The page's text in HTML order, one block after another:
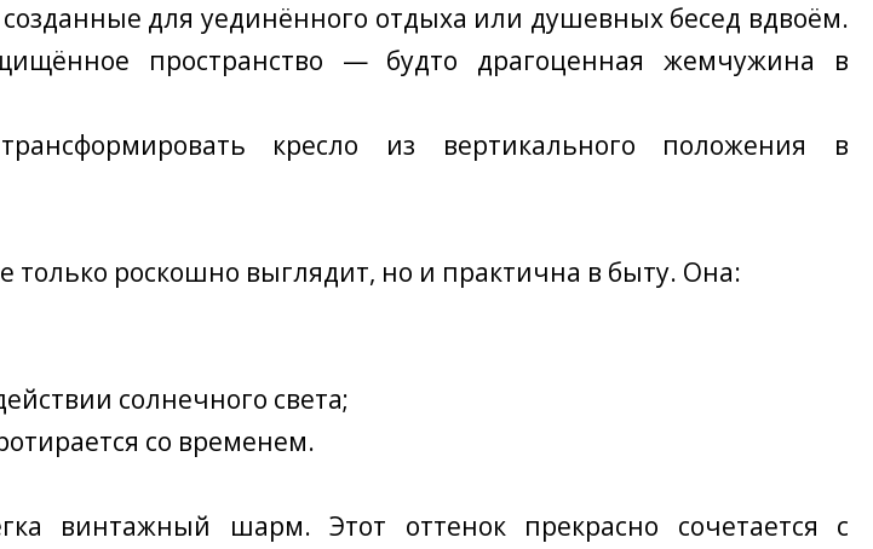
для уединённого отдыха или душевных бесед вдвоём.
пространство — будто драгоценная жемчужина в
кресло из вертикального положения в
роскошно выглядит, но и практична в быту. Она:
солнечного света;
со временем.
винтажный шарм. Этот оттенок прекрасно сочетается с